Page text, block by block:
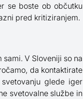
se boste ob občutku
pred kritiziranjem.
V Sloveniji so na
da kontaktirate
glede iger
svetovalne službe in